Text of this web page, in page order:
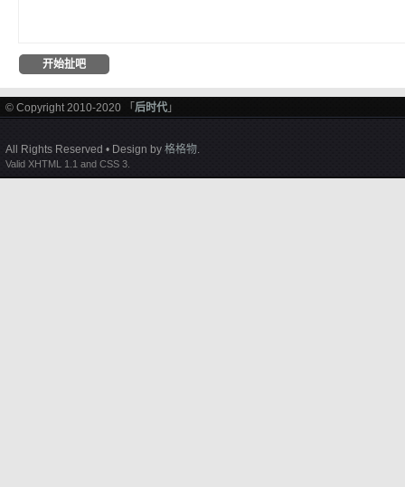
© Copyright 2010-2020 「 后时代 」
All Rights Reserved • Design by 格格物.
Valid XHTML 1.1 and CSS 3.